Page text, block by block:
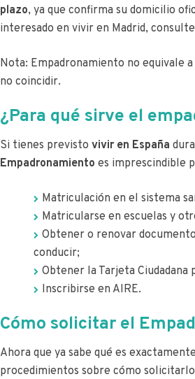
plazo, ya que confirma su domicilio
interesado en vivir en Madrid,
Nota: Empadronamiento no equivale
no coincidir.
¿Para qué sirve el
Si tienes previsto vivir en España
Empadronamiento es imprescindible
Matriculación en el sistema
Matricularse en escuelas y
Obtener o renovar
conducir;
Obtener la Tarjeta Ciudadana
Inscribirse en AIRE.
Cómo solicitar el
Ahora que ya sabe qué es
procedimientos sobre cómo